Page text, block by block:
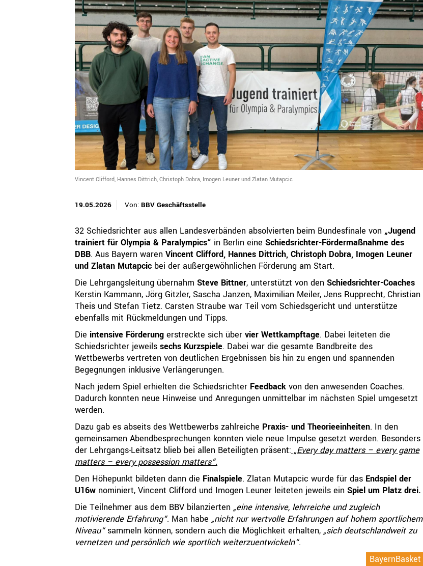
Vincent Clifford, Hannes Dittrich, Christoph Dobra, Imogen Leuner und Zlatan Mutapcic
19.05.2026 Von: BBV Geschäftsstelle
32 Schiedsrichter aus allen Landesverbänden absolvierten beim Bundesfinale von „Jugend
trainiert für Olympia & Paralympics“ in Berlin eine Schiedsrichter-Fördermaßnahme des
DBB. Aus Bayern waren Vincent Clifford, Hannes Dittrich, Christoph Dobra, Imogen Leuner
und Zlatan Mutapcic bei der außergewöhnlichen Förderung am Start.
Die Lehrgangsleitung übernahm Steve Bittner, unterstützt von den Schiedsrichter-Coaches
Kerstin Kammann, Jörg Gitzler, Sascha Janzen, Maximilian Meiler, Jens Rupprecht, Christian
Theis und Stefan Tietz. Carsten Straube war Teil vom Schiedsgericht und unterstütze
ebenfalls mit Rückmeldungen und Tipps.
Die intensive Förderung erstreckte sich über vier Wettkampftage. Dabei leiteten die
Schiedsrichter jeweils sechs Kurzspiele. Dabei war die gesamte Bandbreite des
Wettbewerbs vertreten von deutlichen Ergebnissen bis hin zu engen und spannenden
Begegnungen inklusive Verlängerungen.
Nach jedem Spiel erhielten die Schiedsrichter Feedback von den anwesenden Coaches.
Dadurch konnten neue Hinweise und Anregungen unmittelbar im nächsten Spiel umgesetzt
werden.
Dazu gab es abseits des Wettbewerbs zahlreiche Praxis- und Theorieeinheiten. In den
gemeinsamen Abendbesprechungen konnten viele neue Impulse gesetzt werden. Besonders
der Lehrgangs-Leitsatz blieb bei allen Beteiligten präsent: „Every day matters – every game
matters – every possession matters“.
Den Höhepunkt bildeten dann die Finalspiele. Zlatan Mutapcic wurde für das Endspiel der
U16w nominiert, Vincent Clifford und Imogen Leuner leiteten jeweils ein Spiel um Platz drei.
Die Teilnehmer aus dem BBV bilanzierten „eine intensive, lehrreiche und zugleich
motivierende Erfahrung“. Man habe „nicht nur wertvolle Erfahrungen auf hohem sportlichem
Niveau“ sammeln können, sondern auch die Möglichkeit erhalten, „sich deutschlandweit zu
vernetzen und persönlich wie sportlich weiterzuentwickeln“.
BayernBasket
QUICKLINKS
Geschäftsstelle
Bayerischer Basketball Verband e. V.
Georg-Brauchle-Ring 93
80992 München
+49 89 15702-300
Ressorts
Sport
Jugend
Trainer
Schiedsrichter
Breitensport